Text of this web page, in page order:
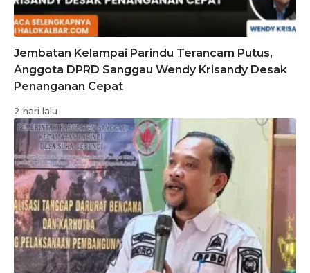
Jembatan Kelampai Parindu Terancam Putus,
Anggota DPRD Sanggau Wendy Krisandy Desak
Penanganan Cepat
2 hari lalu